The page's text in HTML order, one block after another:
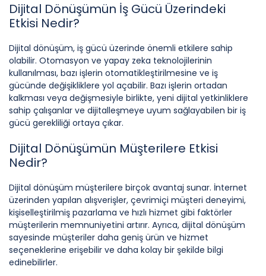
Dijital Dönüşümün İş Gücü Üzerindeki
Etkisi Nedir?
Dijital dönüşüm, iş gücü üzerinde önemli etkilere sahip
olabilir. Otomasyon ve yapay zeka teknolojilerinin
kullanılması, bazı işlerin otomatikleştirilmesine ve iş
gücünde değişikliklere yol açabilir. Bazı işlerin ortadan
kalkması veya değişmesiyle birlikte, yeni dijital yetkinliklere
sahip çalışanlar ve dijitalleşmeye uyum sağlayabilen bir iş
gücü gerekliliği ortaya çıkar.
Dijital Dönüşümün Müşterilere Etkisi
Nedir?
Dijital dönüşüm müşterilere birçok avantaj sunar. İnternet
üzerinden yapılan alışverişler, çevrimiçi müşteri deneyimi,
kişiselleştirilmiş pazarlama ve hızlı hizmet gibi faktörler
müşterilerin memnuniyetini artırır. Ayrıca, dijital dönüşüm
sayesinde müşteriler daha geniş ürün ve hizmet
seçeneklerine erişebilir ve daha kolay bir şekilde bilgi
edinebilirler.